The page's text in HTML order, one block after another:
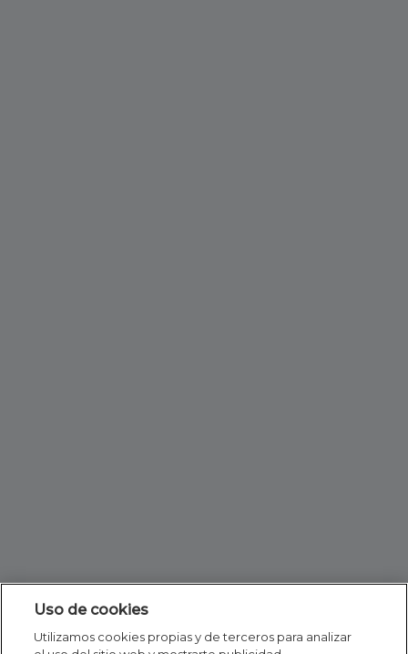
Uso de cookies
Utilizamos cookies propias y de terceros para analizar